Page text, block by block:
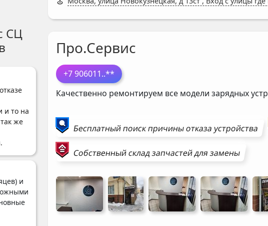
СЦ
и то на
же
и
Про.Сервис
+7 906011..**
Качественно ремонтируем все модели зарядных
Бесплатный поиск причины отказа устройства
Собственный склад запчастей для замены